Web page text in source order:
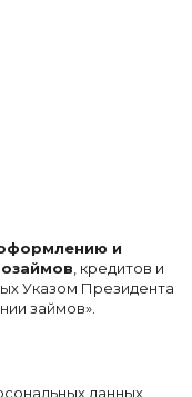
оформлению и
, кредитов и
Указом Президента
займов».
данных